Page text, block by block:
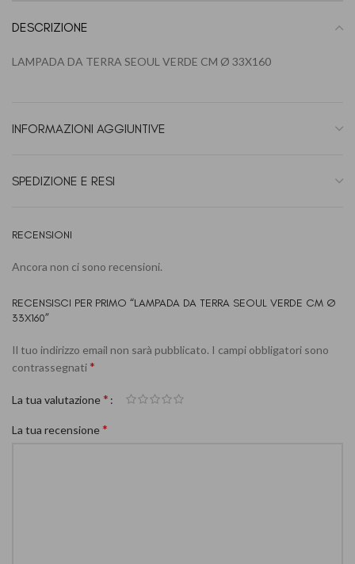
DESCRIZIONE
LAMPADA DA TERRA SEOUL VERDE CM Ø 33X160
INFORMAZIONI AGGIUNTIVE
SPEDIZIONE E RESI
RECENSIONI
Ancora non ci sono recensioni.
RECENSISCI PER PRIMO “LAMPADA DA TERRA SEOUL VERDE CM Ø
33X160”
Il tuo indirizzo email non sarà pubblicato. I campi obbligatori sono
contrassegnati*
La tua valutazione*
La tua recensione*